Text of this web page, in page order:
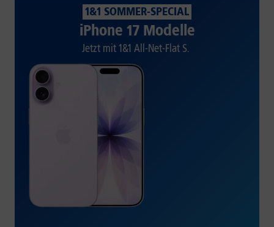
1&1 SOMMER-SPECIAL
iPhone 17 Modelle
Jetzt mit 1&1 All-Net-Flat S.